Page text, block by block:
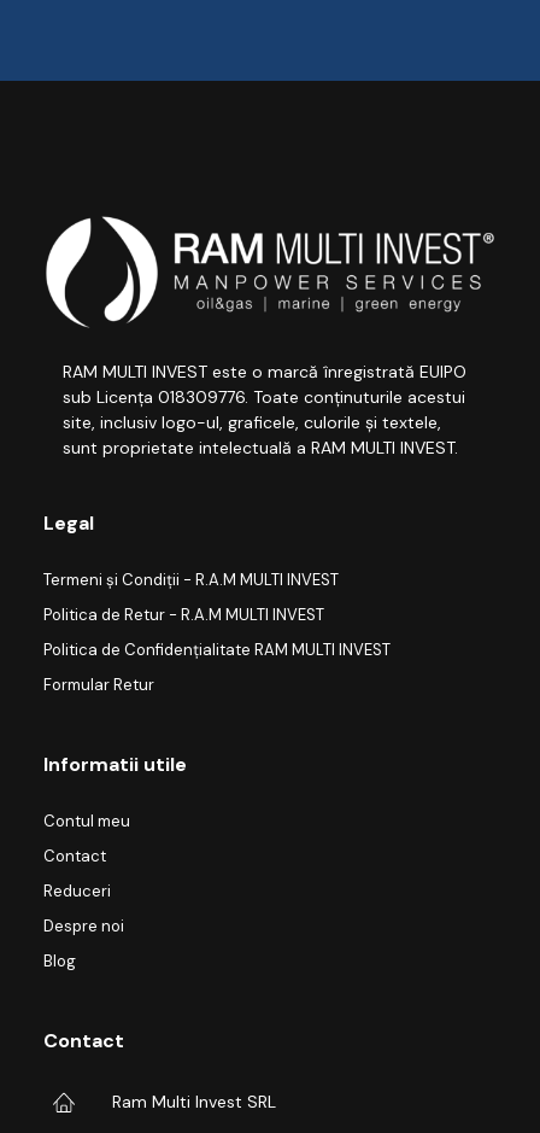
RAM MULTI INVEST este o marcă înregistrată EUIPO
sub Licența 018309776. Toate conținuturile acestui
site, inclusiv logo-ul, graficele, culorile și textele,
sunt proprietate intelectuală a RAM MULTI INVEST.
Legal
Termeni și Condiții - R.A.M MULTI INVEST
Politica de Retur - R.A.M MULTI INVEST
Politica de Confidențialitate RAM MULTI INVEST
Formular Retur
Informatii utile
Contul meu
Contact
Reduceri
Despre noi
Blog
Contact
Ram Multi Invest SRL